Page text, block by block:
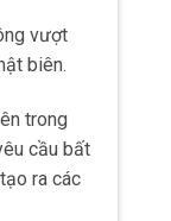
vượt
biên.
trong
cầu bất
ra các